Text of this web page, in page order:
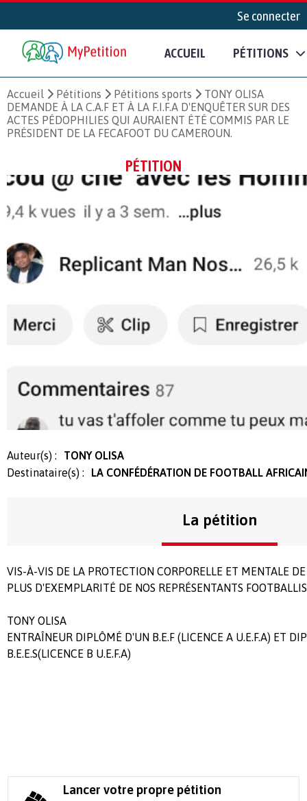
Se connecter
ACCUEIL PÉTITIONS
Accueil Pétitions Pétitions sports
TONY OLISA
DEMANDE À LA C.A.F ET À LA F.I.F.A D'ENQUÊTER SUR DES
ACTES PÉDOPHILIES QUI AURAIENT ÉTÉ COMMIS PAR LE
PRÉSIDENT DE LA FECAFOOT DU CAMEROUN.
PÉTITION
Auteur(s) :
TONY OLISA
Destinataire(s) :
LA CONFÉDÉRATION DE FOOTBALL
La pétition
VIS-À-VIS DE LA PROTECTION CORPORELLE ET MENTALE
PLUS D'EXEMPLARITÉ DE NOS REPRÉSENTANTS
TONY OLISA
ENTRAÎNEUR DIPLÔMÉ D'UN B.E.F (LICENCE A U.E.F.A) ET
B.E.E.S(LICENCE B U.E.F.A)
Lancer votre propre pétition